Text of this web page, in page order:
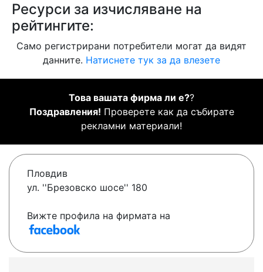
Ресурси за изчисляване на
рейтингите:
Само регистрирани потребители могат да видят
данните. Натиснете тук за да влезете
Това вашата фирма ли е??
Поздравления! Проверете как да събирате
рекламни материали!
Пловдив
ул. ''Брезовско шосе'' 180
Вижте профила на фирмата на